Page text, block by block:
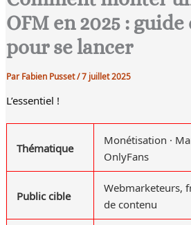
OFM en 2025 :
pour se lancer
ParFabien Pusset/7 juillet 2025
L’essentiel !
Thématique
Monétisation ·
OnlyFans
Public cible
Webmarketeurs,
de contenu